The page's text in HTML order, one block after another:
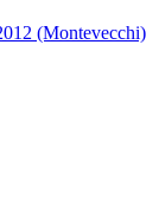
(Montevecchi)